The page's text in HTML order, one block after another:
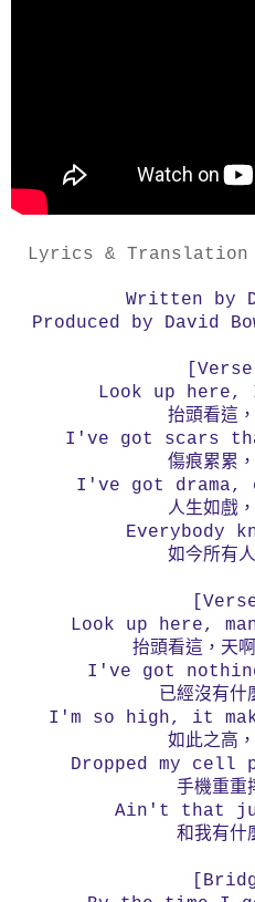
Lyrics & Translation
Written by
Produced by David
Look up here,
抬頭看這
I've got scars
傷痕累累
I've got drama,
人生如戲
Everybody
如今所有
Look up here,
抬頭看這 ，天
I've got
已經沒有什
I'm so high, it
如此之高
Dropped my cell
手機重重
Ain't that
和我有什